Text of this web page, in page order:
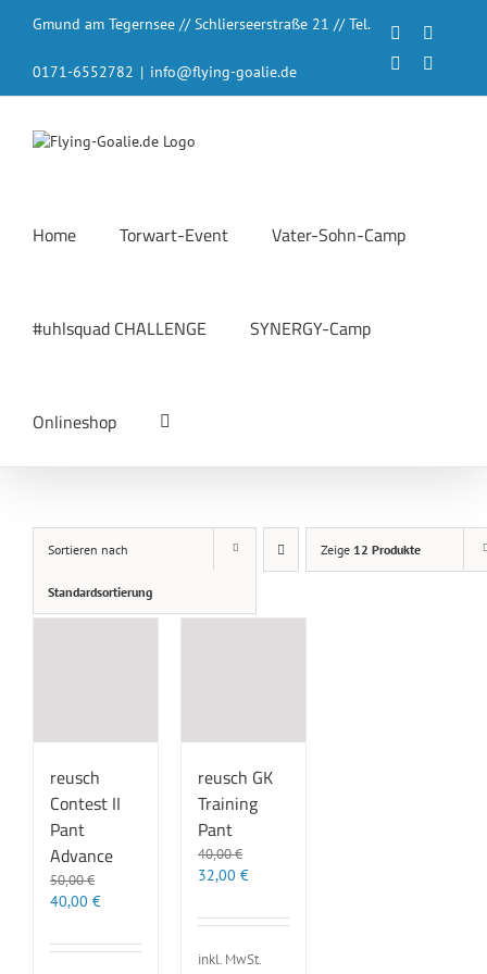
InhaltGmund am Tegernsee // Schlierseerstraße 21 // Tel.
0171-6552782 | info@flying-goalie.de
Facebook
LinkedIn
Home Torwart-Event Vater-Sohn-Camp
#uhlsquad CHALLENGE SYNERGY-Camp
Onlineshop
Sortieren nach
Standardsortierung
Zeige 12 Produkte
reusch
Contest II
Pant
Advance
50,00€
Ursprünglicher
war:
40,00 €Aktueller
ist:
reusch GK
Training
Pant
40,00€
Ursprünglicher
war:
32,00 €Aktueller
ist:
inkl. MwSt.